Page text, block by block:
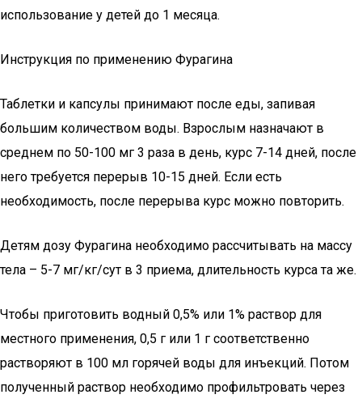
использование у детей до 1 месяца.
Инструкция по применению Фурагина
Таблетки и капсулы принимают после еды, запивая
большим количеством воды. Взрослым назначают в
среднем по 50-100 мг 3 раза в день, курс 7-14 дней, после
него требуется перерыв 10-15 дней. Если есть
необходимость, после перерыва курс можно повторить.
Детям дозу Фурагина необходимо рассчитывать на массу
тела – 5-7 мг/кг/сут в 3 приема, длительность курса та же.
Чтобы приготовить водный 0,5% или 1% раствор для
местного применения, 0,5 г или 1 г соответственно
растворяют в 100 мл горячей воды для инъекций. Потом
полученный раствор необходимо профильтровать через